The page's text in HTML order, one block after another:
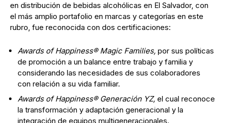
en distribución de bebidas alcohólicas en El Salvador, con
el más amplio portafolio en marcas y categorías en este
rubro, fue reconocida con dos certificaciones:
Awards of Happiness® Magic Families, por sus políticas
de promoción a un balance entre trabajo y familia y
considerando las necesidades de sus colaboradores
con relación a su vida familiar.
Awards of Happiness® Generación YZ, el cual reconoce
la transformación y adaptación generacional y la
integración de equipos multigeneracionales.